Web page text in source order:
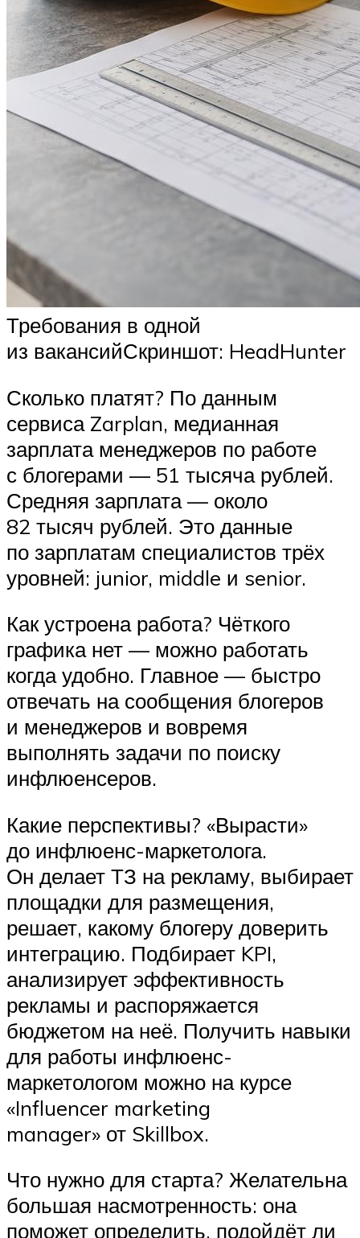
Требования в одной
из вакансийСкриншот: HeadHunter
Сколько платят? По данным
сервиса Zarplan, медианная
зарплата менеджеров по работе
с блогерами — 51 тысяча рублей.
Средняя зарплата — около
82 тысяч рублей. Это данные
по зарплатам специалистов трёх
уровней: junior, middle и senior.
Как устроена работа? Чёткого
графика нет — можно работать
когда удобно. Главное — быстро
отвечать на сообщения блогеров
и менеджеров и вовремя
выполнять задачи по поиску
инфлюенсеров.
Какие перспективы? «Вырасти»
до инфлюенс-маркетолога.
Он делает ТЗ на рекламу, выбирает
площадки для размещения,
решает, какому блогеру доверить
интеграцию. Подбирает KPI,
анализирует эффективность
рекламы и распоряжается
бюджетом на неё. Получить навыки
для работы инфлюенс-
маркетологом можно на курсе
«Influencer marketing
manager» от Skillbox.
Что нужно для старта? Желательна
большая насмотренность: она
поможет определить, подойдёт ли